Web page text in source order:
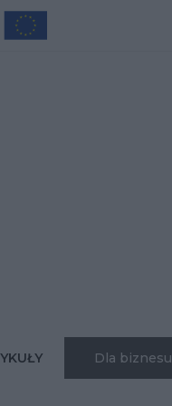
Dla biznesu